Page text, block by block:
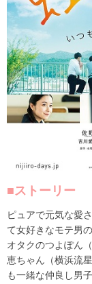
■ストーリー
ピュアで元気な愛
て女好きなモテ男
オタクのつよぽん
恵ちゃん（横浜流
も一緒な仲良し男